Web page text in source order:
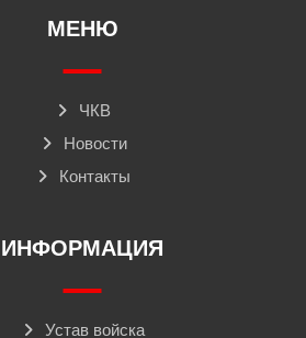
МЕНЮ
ЧКВ
Новости
Контакты
ИНФОРМАЦИЯ
Устав войска